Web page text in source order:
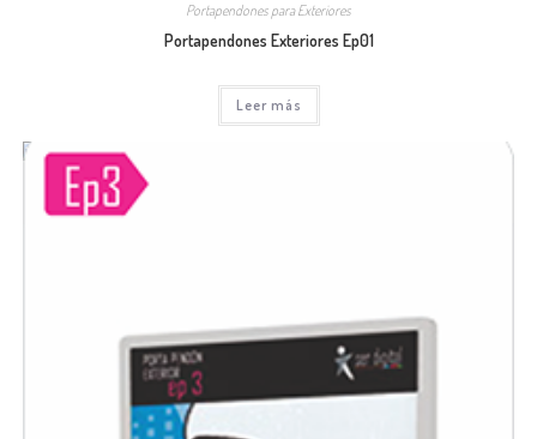
Portapendones para Exteriores
Portapendones Exteriores Ep01
Leer más